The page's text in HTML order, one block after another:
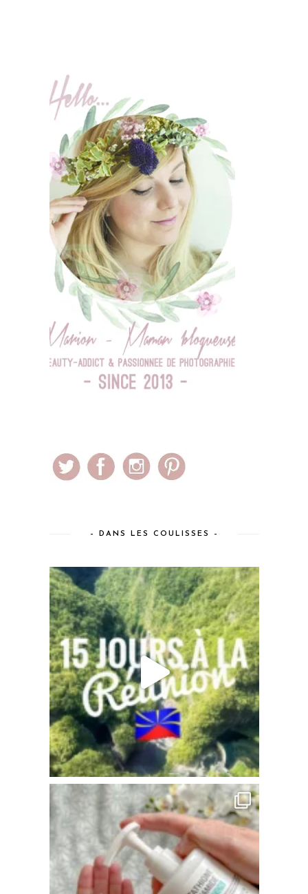
– DANS LES COULISSES –